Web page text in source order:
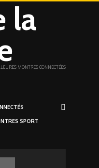
la
MONTRES CONNECTÉES
SPORT